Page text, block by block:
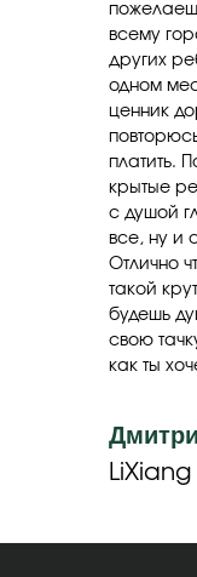
всему
других
одном
ценник
платить.
крытые
с душой
все, ну и
Отлично
такой
будешь
свою
как ты
LiXiang